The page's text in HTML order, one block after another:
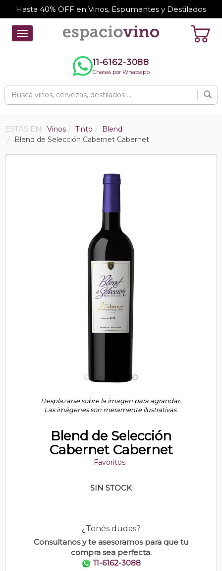
Hasta 40% OFF en Vinos, Espumantes y Destilados
Toggle
navigation
11-6162-3088
Chateá por Whatsapp
ESTÁS EN: Vinos Tinto
Blend
Blend de Selección Cabernet Cabernet
Desplazarse sobre la imagen para agrandar.
Las imágenes son meramente ilustrativas.
Blend de Selección
Cabernet Cabernet
Favoritos
SIN STOCK
¿Tenés dudas?
Consultanos y te asesoramos para que tu
compra sea perfecta.
11-6162-3088